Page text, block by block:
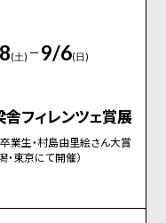
(土) 9/6(日)
フィレンツェ賞展
業生・村島由里絵さん大賞
・東京にて開催）